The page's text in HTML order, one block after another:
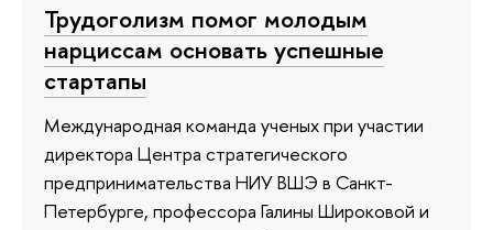
Трудоголизм помог молодым
нарциссам основать успешные
стартапы
Международная команда ученых при участии
директора Центра стратегического
предпринимательства НИУ ВШЭ в Санкт-
Петербурге, профессора Галины Широковой и